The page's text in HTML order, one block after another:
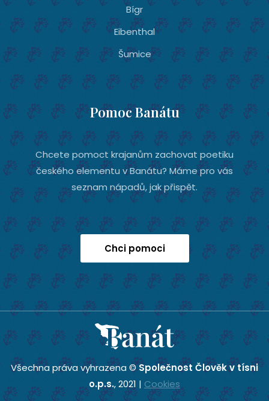
Bígr
Eibenthal
Šumice
Pomoc Banátu
Chcete pomoct krajanům zachovat poetiku
českého elementu v Banátu? Máme pro vás
seznam nápadů, jak přispět.
Chci pomoci
Všechna práva vyhrazena ©Společnost Člověk v tísni
o.p.s., 2021 | Cookies